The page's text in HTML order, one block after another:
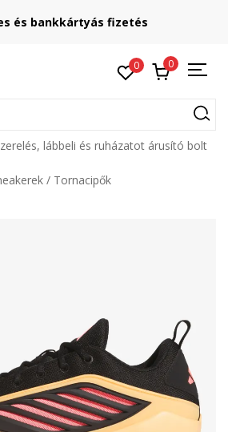
és bankkártyás fizetés
0 0
lábbeli és ruházatot árusító bolt
Tornacipők